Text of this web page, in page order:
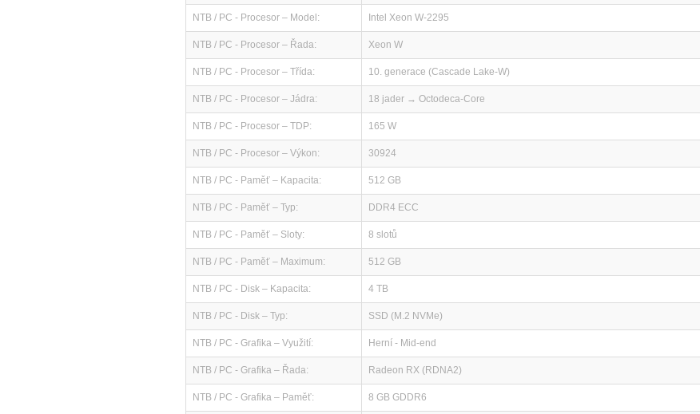
NTB / PC - Procesor – Model: Intel Xeon W-2295
NTB / PC - Procesor – Řada: Xeon W
NTB / PC - Procesor – Třída: 10. generace (Cascade Lake-W)
NTB / PC - Procesor – Jádra: 18 jader → Octodeca-Core
NTB / PC - Procesor – TDP: 165 W
NTB / PC - Procesor – Výkon: 30924
NTB / PC - Paměť – Kapacita: 512 GB
NTB / PC - Paměť – Typ: DDR4 ECC
NTB / PC - Paměť – Sloty: 8 slotů
NTB / PC - Paměť – Maximum: 512 GB
NTB / PC - Disk – Kapacita: 4 TB
NTB / PC - Disk – Typ: SSD (M.2 NVMe)
NTB / PC - Grafika – Využití: Herní - Mid-end
NTB / PC - Grafika – Řada: Radeon RX (RDNA2)
NTB / PC - Grafika – Paměť: 8 GB GDDR6